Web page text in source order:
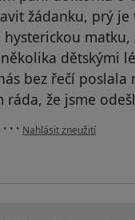
žádanku, prý
hysterickou
dětskými
bez řečí
ráda, že jsme
• • • podle názoru uživatele
Nahlásit zneužití